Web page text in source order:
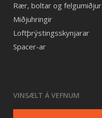
Rær, boltar og felgumiðjur
Miðjuhringir
Loftþrýstingsskynjarar
Spacer-ar
VINSÆLT Á VEFNUM